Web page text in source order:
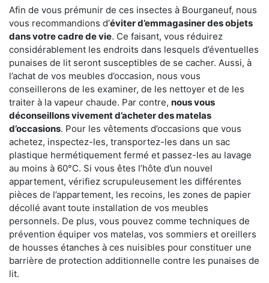
Afin de vous prémunir de ces insectes à Bourganeuf, nous
vous recommandions d’éviter d’emmagasiner des objets
dans votre cadre de vie. Ce faisant, vous réduirez
considérablement les endroits dans lesquels d’éventuelles
punaises de lit seront susceptibles de se cacher. Aussi, à
l’achat de vos meubles d’occasion, nous vous
conseillerons de les examiner, de les nettoyer et de les
traiter à la vapeur chaude. Par contre, nous vous
déconseillons vivement d’acheter des matelas
d’occasions. Pour les vêtements d’occasions que vous
achetez, inspectez-les, transportez-les dans un sac
plastique hermétiquement fermé et passez-les au lavage
au moins à 60°C. Si vous êtes l’hôte d’un nouvel
appartement, vérifiez scrupuleusement les différentes
pièces de l’appartement, les recoins, les zones de papier
décollé avant toute installation de vos meubles
personnels. De plus, vous pouvez comme techniques de
prévention équiper vos matelas, vos sommiers et oreillers
de housses étanches à ces nuisibles pour constituer une
barrière de protection additionnelle contre les punaises de
lit.